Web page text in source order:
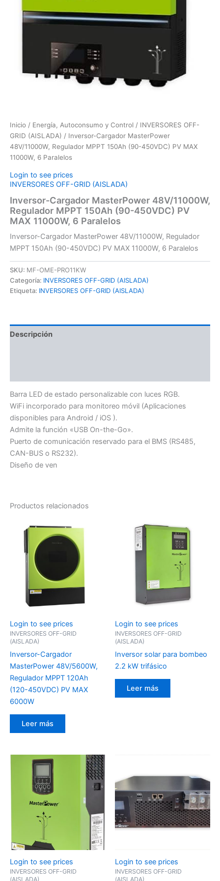
Inicio / Energía, Autoconsumo y Control / INVERSORES OFF-
GRID (AISLADA) / Inversor-Cargador MasterPower
48V/11000W, Regulador MPPT 150Ah (90-450VDC) PV MAX
11000W, 6 Paralelos
Login to see prices
INVERSORES OFF-GRID (AISLADA)
Inversor-Cargador MasterPower 48V/11000W,
Regulador MPPT 150Ah (90-450VDC) PV
MAX 11000W, 6 Paralelos
Inversor-Cargador MasterPower 48V/11000W, Regulador
MPPT 150Ah (90-450VDC) PV MAX 11000W, 6 Paralelos
SKU: MF-OME-PRO11KW
Categoría: INVERSORES OFF-GRID (AISLADA)
Etiqueta: INVERSORES OFF-GRID (AISLADA)
Descripción
Barra LED de estado personalizable con luces RGB.
WiFi incorporado para monitoreo móvil (Aplicaciones
disponibles para Android / iOS ).
Admite la función «USB On-the-Go».
Puerto de comunicación reservado para el BMS (RS485,
CAN-BUS o RS232).
Diseño de ven
Productos relacionados
Login to see prices
INVERSORES OFF-GRID
(AISLADA)
Inversor-Cargador
MasterPower 48V/5600W,
Regulador MPPT 120Ah
(120-450VDC) PV MAX
6000W
Leer más
Login to see prices
INVERSORES OFF-GRID
(AISLADA)
Inversor solar para bombeo
2.2 kW trifásico
Leer más
Login to see prices
INVERSORES OFF-GRID
(AISLADA)
Login to see prices
INVERSORES OFF-GRID
(AISLADA)